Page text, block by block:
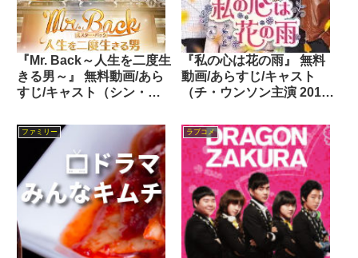
『Mr. Back～人生を二度生
きる男～』 無料動画/あら
すじ/キャスト（シン・ハ
『私の心は花の雨』 無料
動画/あらすじ/キャスト
（チ・ウンソン主演 2016
ファミリー ラブコメ